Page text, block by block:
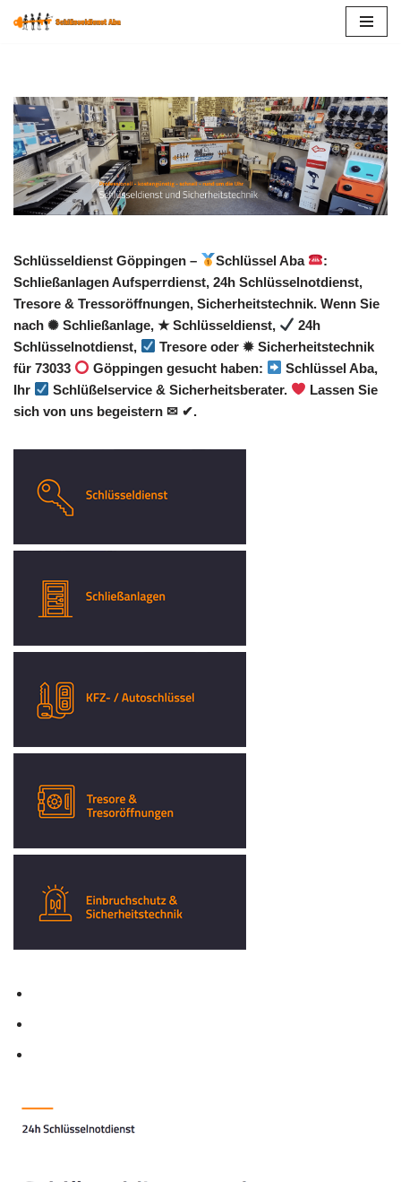
Schlüsseldienst Göppingen – Schlüssel Aba
:
Schließanlagen Aufsperrdienst, 24h Schlüsselnotdienst,
Tresore & Tressoröffnungen, Sicherheitstechnik. Wenn Sie
nach ✺ Schließanlage, ★ Schlüsseldienst,
24h
Schlüsselnotdienst,
Tresore oder ✹ Sicherheitstechnik
für 73033
Göppingen gesucht haben:
Schlüssel Aba,
Ihr
Schlüßelservice & Sicherheitsberater.
Lassen Sie
sich von uns begeistern ✉ ✔.